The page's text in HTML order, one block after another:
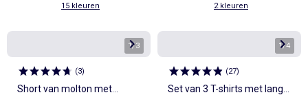
15 kleuren 2 kleuren
1/3
(3)
Short van molton met
1/4
(27)
Set van 3 T-shirts met lange